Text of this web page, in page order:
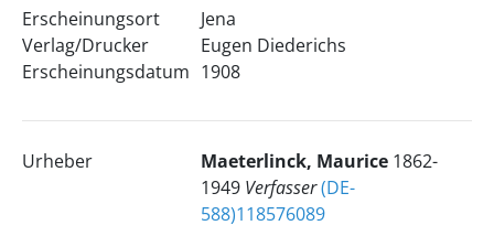
Erscheinungsort
Verlag/Drucker
Erscheinungsdatum
Jena
Eugen Diederichs
1908
Urheber Maeterlinck, Maurice 1862-
1949 Verfasser(DE-
588)118576089